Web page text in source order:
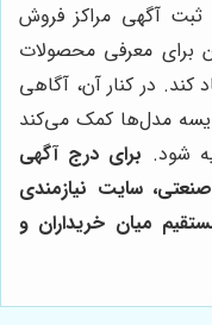
ثبت آگهی مراکز فروش
برای معرفی محصولات
در کنار آن، آگاهی
مدل‌ها کمک می‌کند
شود. برای درج آگهی
سایت نیازمندی
میان خریداران و